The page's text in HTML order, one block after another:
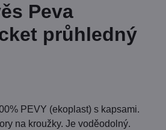
Peva
průhledný
PEVY (ekoplast) s kapsami.
na kroužky. Je voděodolný.